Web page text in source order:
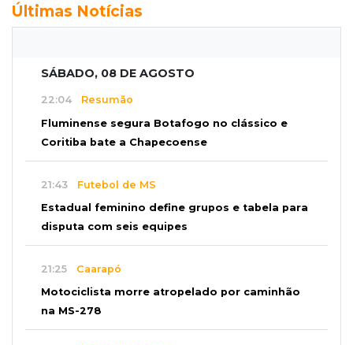
Últimas Notícias
SÁBADO, 08 DE AGOSTO
22:04 Resumão
Fluminense segura Botafogo no clássico e
Coritiba bate a Chapecoense
21:43 Futebol de MS
Estadual feminino define grupos e tabela para
disputa com seis equipes
21:25 Caarapó
Motociclista morre atropelado por caminhão
na MS-278